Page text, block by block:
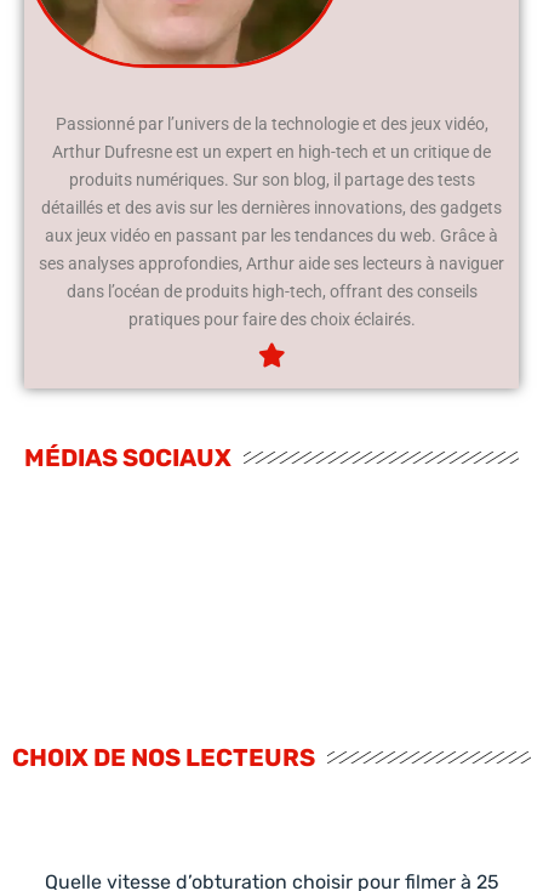
Passionné par l’univers de la technologie et des jeux vidéo,
Arthur Dufresne est un expert en high-tech et un critique de
produits numériques. Sur son blog, il partage des tests
détaillés et des avis sur les dernières innovations, des gadgets
aux jeux vidéo en passant par les tendances du web. Grâce à
ses analyses approfondies, Arthur aide ses lecteurs à naviguer
dans l’océan de produits high-tech, offrant des conseils
pratiques pour faire des choix éclairés.
MÉDIAS SOCIAUX
CHOIX DE NOS LECTEURS
Quelle vitesse d’obturation choisir pour filmer à 25